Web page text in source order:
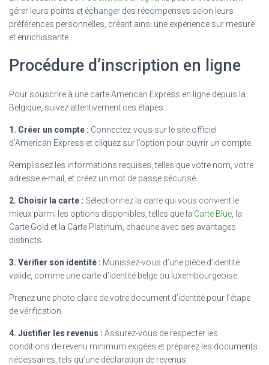
gérer leurs points et échanger des récompenses selon leurs
préférences personnelles, créant ainsi une expérience sur mesure
et enrichissante.
Procédure d’inscription en ligne
Pour souscrire à une carte American Express en ligne depuis la
Belgique, suivez attentivement ces étapes.
1. Créer un compte : Connectez-vous sur le site officiel
d’American Express et cliquez sur l’option pour ouvrir un compte.
Remplissez les informations requises, telles que votre nom, votre
adresse e-mail, et créez un mot de passe sécurisé.
2. Choisir la carte : Sélectionnez la carte qui vous convient le
mieux parmi les options disponibles, telles que la Carte Blue , la
Carte Gold et la Carte Platinum, chacune avec ses avantages
distincts.
3. Vérifier son identité : Munissez-vous d’une pièce d’identité
valide, comme une carte d’identité belge ou luxembourgeoise.
Prenez une photo claire de votre document d’identité pour l’étape
de vérification.
4. Justifier les revenus : Assurez-vous de respecter les
conditions de revenu minimum exigées et préparez les documents
nécessaires, tels qu’une déclaration de revenus.